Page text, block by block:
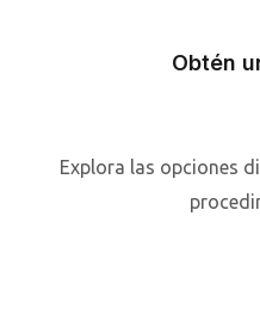
Obtén
Explora las opciones